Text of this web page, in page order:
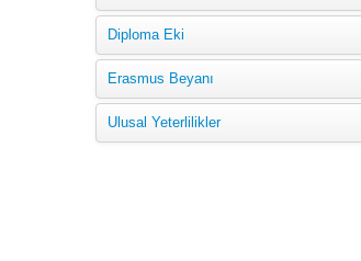
Diploma Eki
Erasmus Beyanı
Ulusal Yeterlilikler